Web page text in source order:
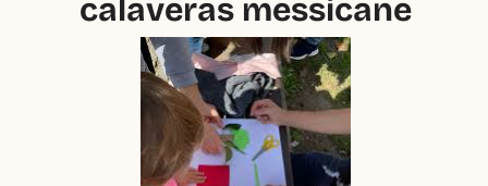
calaveras messicane